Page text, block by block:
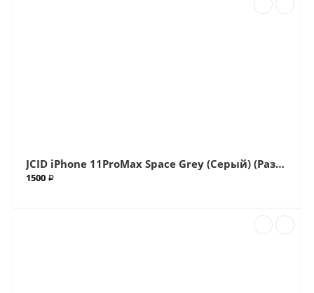
JCID iPhone 11ProMax Space Grey (Серый) (Разъем) Нижний Шлейф (Артик.ГС-738)
1500 ₽